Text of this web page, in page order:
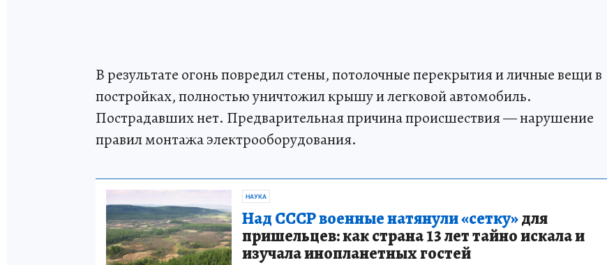
В результате огонь повредил стены, потолочные перекрытия и личные вещи в
постройках, полностью уничтожил крышу и легковой автомобиль.
Пострадавших нет. Предварительная причина происшествия — нарушение
правил монтажа электрооборудования.
НАУКА
Над СССР военные натянули «сетку»для
пришельцев: как страна 13 лет тайно искала и
изучала инопланетных гостей